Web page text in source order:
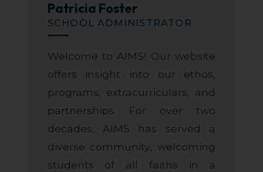
Patricia Foster
SCHOOL ADMINISTRATOR
Welcome to AIMS! Our website
offers insight into our ethos,
programs, extracurriculars, and
partnerships. For over two
decades, AIMS has served a
diverse community, welcoming
students of all faiths in a